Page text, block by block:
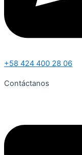
+58 424 400 28 06
Contáctanos